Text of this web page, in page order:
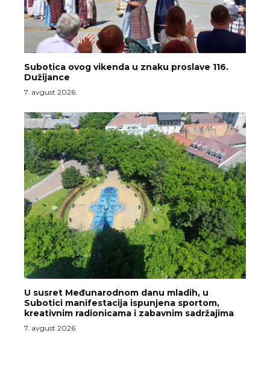
Subotica ovog vikenda u znaku proslave 116.
Dužijance
7. avgust 2026.
U susret Međunarodnom danu mladih, u
Subotici manifestacija ispunjena sportom,
kreativnim radionicama i zabavnim sadržajima
7. avgust 2026.